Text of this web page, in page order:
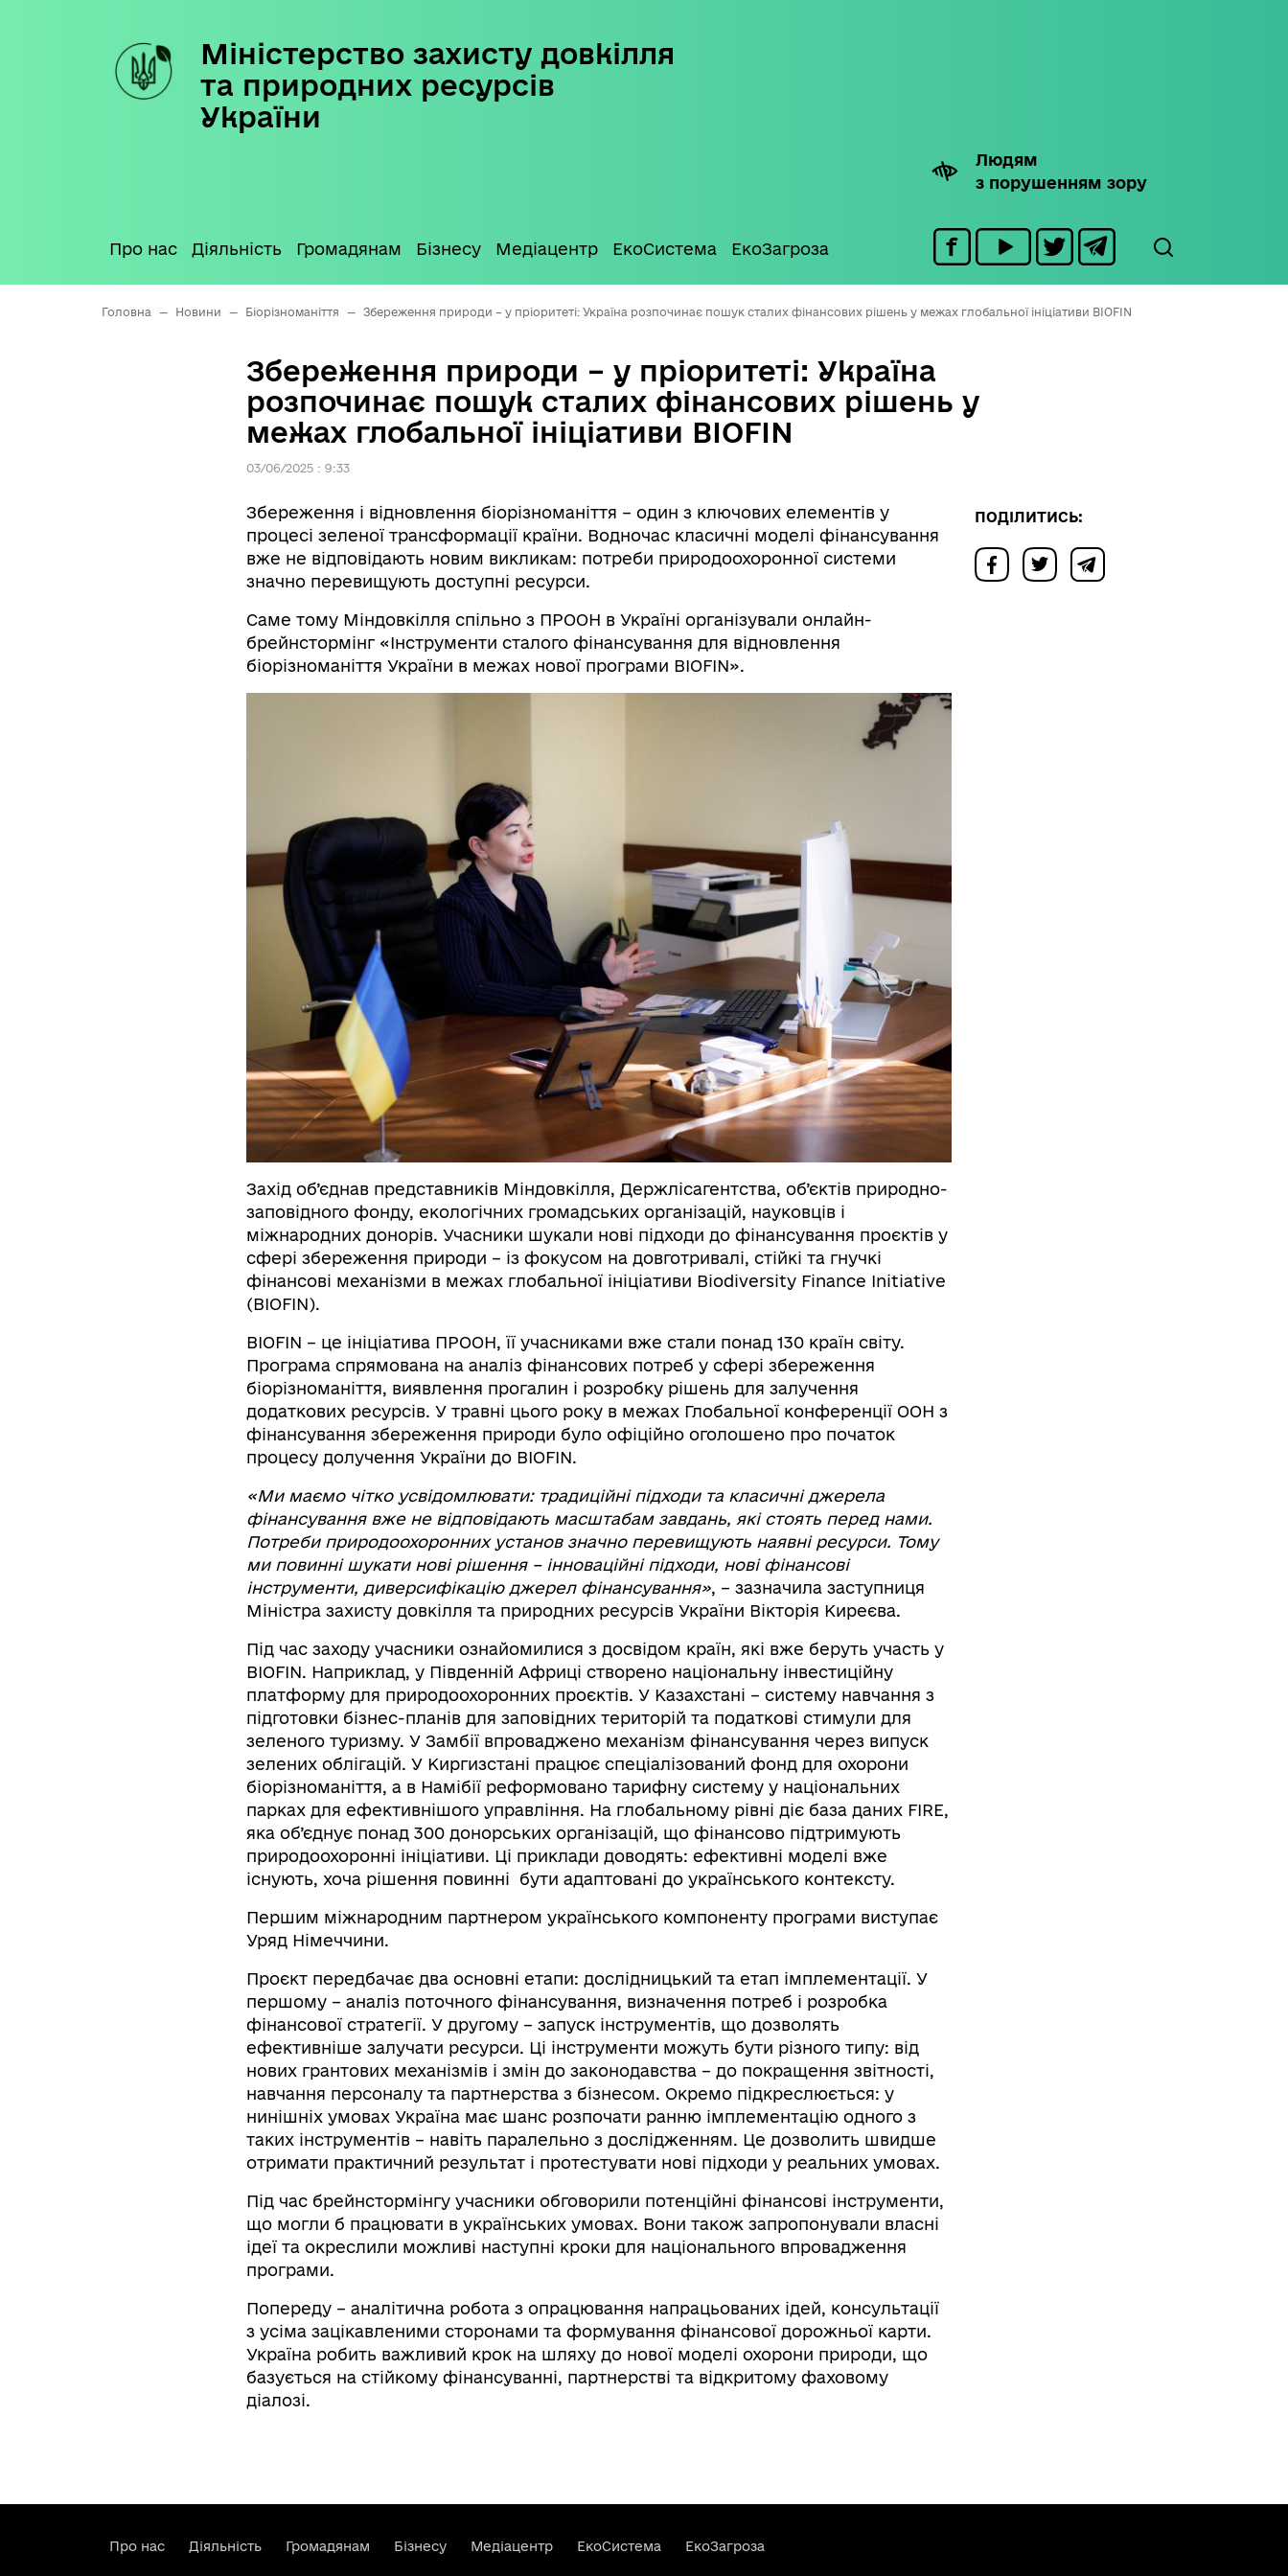
Міністерство захисту довкілля
та природних ресурсів
України
Людям
з порушенням зору
Про нас Діяльність Громадянам Бізнесу Медіацентр ЕкоСистема ЕкоЗагроза
Головна — Новини — Біорізноманіття — Збереження природи – у пріоритеті: Україна розпочинає пошук сталих фінансових рішень у межах глобальної ініціативи BIOFIN
Збереження природи – у пріоритеті: Україна
розпочинає пошук сталих фінансових рішень у
межах глобальної ініціативи BIOFIN
03/06/2025 : 9:33
Збереження і відновлення біорізноманіття – один з ключових елементів у
процесі зеленої трансформації країни. Водночас класичні моделі фінансування
вже не відповідають новим викликам: потреби природоохоронної системи
значно перевищують доступні ресурси.
Саме тому Міндовкілля спільно з ПРООН в Україні організували онлайн-
брейнстормінг «Інструменти сталого фінансування для відновлення
біорізноманіття України в межах нової програми BIOFIN».
Захід об’єднав представників Міндовкілля, Держлісагентства, об’єктів природно-
заповідного фонду, екологічних громадських організацій, науковців і
міжнародних донорів. Учасники шукали нові підходи до фінансування проєктів у
сфері збереження природи – із фокусом на довготривалі, стійкі та гнучкі
фінансові механізми в межах глобальної ініціативи Biodiversity Finance Initiative
(BIOFIN).
BIOFIN – це ініціатива ПРООН, її учасниками вже стали понад 130 країн світу.
Програма спрямована на аналіз фінансових потреб у сфері збереження
біорізноманіття, виявлення прогалин і розробку рішень для залучення
додаткових ресурсів. У травні цього року в межах Глобальної конференції ООН з
фінансування збереження природи було офіційно оголошено про початок
процесу долучення України до BIOFIN.
«Ми маємо чітко усвідомлювати: традиційні підходи та класичні джерела
фінансування вже не відповідають масштабам завдань, які стоять перед нами.
Потреби природоохоронних установ значно перевищують наявні ресурси. Тому
ми повинні шукати нові рішення – інноваційні підходи, нові фінансові
інструменти, диверсифікацію джерел фінансування», – зазначила заступниця
Міністра захисту довкілля та природних ресурсів України Вікторія Киреєва.
Під час заходу учасники ознайомилися з досвідом країн, які вже беруть участь у
BIOFIN. Наприклад, у Південній Африці створено національну інвестиційну
платформу для природоохоронних проєктів. У Казахстані – систему навчання з
підготовки бізнес-планів для заповідних територій та податкові стимули для
зеленого туризму. У Замбії впроваджено механізм фінансування через випуск
зелених облігацій. У Киргизстані працює спеціалізований фонд для охорони
біорізноманіття, а в Намібії реформовано тарифну систему у національних
парках для ефективнішого управління. На глобальному рівні діє база даних FIRE,
яка об’єднує понад 300 донорських організацій, що фінансово підтримують
природоохоронні ініціативи. Ці приклади доводять: ефективні моделі вже
існують, хоча рішення повинні бути адаптовані до українського контексту.
Першим міжнародним партнером українського компоненту програми виступає
Уряд Німеччини.
Проєкт передбачає два основні етапи: дослідницький та етап імплементації. У
першому – аналіз поточного фінансування, визначення потреб і розробка
фінансової стратегії. У другому – запуск інструментів, що дозволять
ефективніше залучати ресурси. Ці інструменти можуть бути різного типу: від
нових грантових механізмів і змін до законодавства – до покращення звітності,
навчання персоналу та партнерства з бізнесом. Окремо підкреслюється: у
нинішніх умовах Україна має шанс розпочати ранню імплементацію одного з
таких інструментів – навіть паралельно з дослідженням. Це дозволить швидше
отримати практичний результат і протестувати нові підходи у реальних умовах.
Під час брейнстормінгу учасники обговорили потенційні фінансові інструменти,
що могли б працювати в українських умовах. Вони також запропонували власні
ідеї та окреслили можливі наступні кроки для національного впровадження
програми.
Попереду – аналітична робота з опрацювання напрацьованих ідей, консультації
з усіма зацікавленими сторонами та формування фінансової дорожньої карти.
Україна робить важливий крок на шляху до нової моделі охорони природи, що
базується на стійкому фінансуванні, партнерстві та відкритому фаховому
діалозі.
ПОДІЛИТИСЬ:
Про нас Діяльність Громадянам Бізнесу Медіацентр ЕкоСистема ЕкоЗагроза